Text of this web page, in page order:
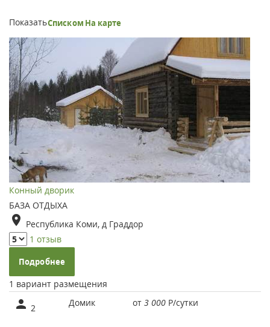
ПоказатьСписком На карте
Конный дворик
БАЗА ОТДЫХА
Республика Коми, д Граддор
1 отзыв
Подробнее
1 вариант размещения
2 Домик от 3 000 Р/сутки